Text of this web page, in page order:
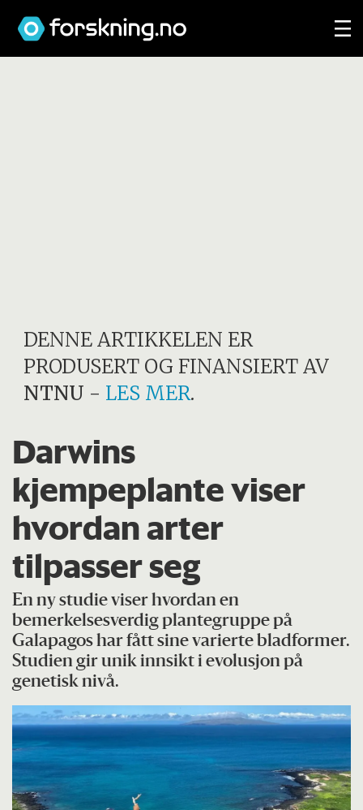
DENNE ARTIKKELEN ER
PRODUSERT OG FINANSIERT AV
NTNU - LES MER.
Darwins
kjempeplante viser
hvordan arter
tilpasser seg
En ny studie viser hvordan en
bemerkelsesverdig plantegruppe på
Galapagos har fått sine varierte bladformer.
Studien gir unik innsikt i evolusjon på
genetisk nivå.